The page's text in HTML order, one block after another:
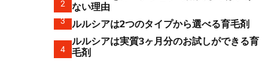
2
ない理由
3 ルルシアは2つのタイプから選べる育毛剤
4
ルルシアは実質3ヶ月分のお試しができる育
毛剤